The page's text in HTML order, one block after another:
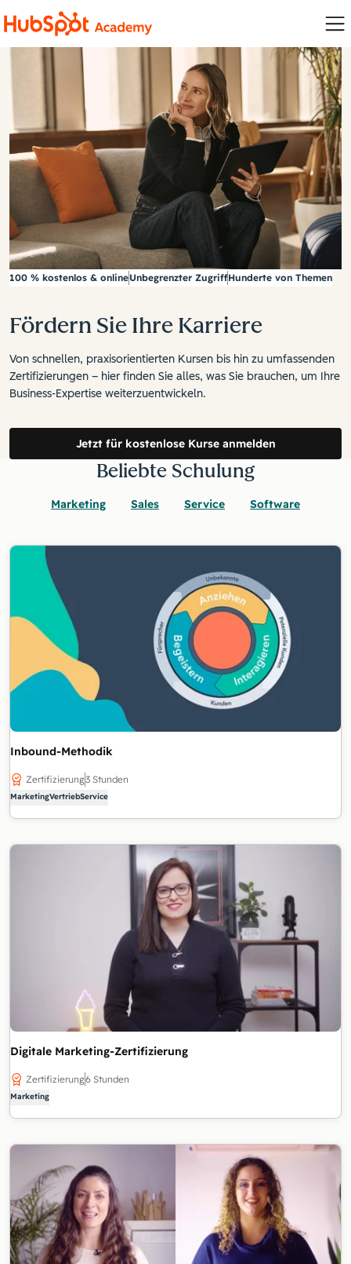
100 % kostenlos & onlineUnbegrenzter ZugriffHunderte von Themen
Fördern Sie Ihre Karriere
Von schnellen, praxisorientierten Kursen bis hin zu umfassenden
Zertifizierungen – hier finden Sie alles, was Sie brauchen, um Ihre
Business-Expertise weiterzuentwickeln.
Jetzt für kostenlose Kurse anmelden
Beliebte Schulung
Marketing Sales Service Software
Inbound-Methodik
Zertifizierung3 Stunden
MarketingVertriebService
Digitale Marketing-Zertifizierung
Zertifizierung6 Stunden
Marketing